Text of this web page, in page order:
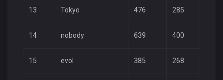
13 Tokyo 476 285
14 nobody 639 400
15 evol 385 268